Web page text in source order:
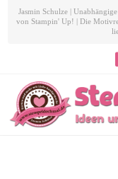
Jasmin Schulze |
von Stampin' Up! | Die